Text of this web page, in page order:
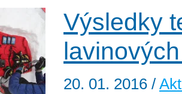
Výsledky
20. 01. 2016 /